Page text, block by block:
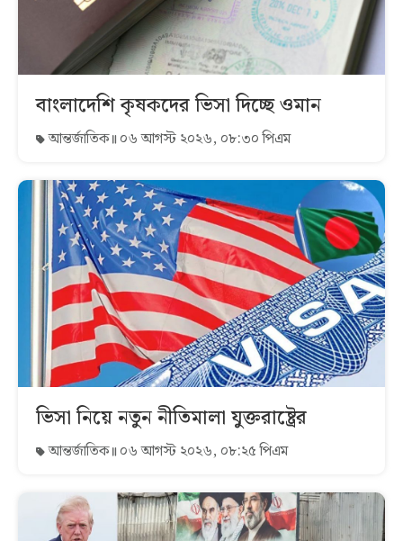
বাংলাদেশি কৃষকদের ভিসা দিচ্ছে ওমান
আন্তর্জাতিক ০৬ আগস্ট ২০২৬, ০৮:৩০ পিএম
ভিসা নিয়ে নতুন নীতিমালা যুক্তরাষ্ট্রের
আন্তর্জাতিক ০৬ আগস্ট ২০২৬, ০৮:২৫ পিএম